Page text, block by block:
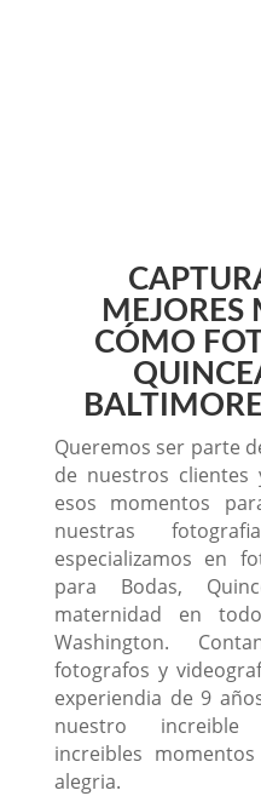
CÓMO
Queremos ser parte
de nuestros
esos momentos
nuestras
especializamos en
para Bodas,
maternidad en
Washington.
fotografos y
experiendia de 9
nuestro increible
increibles
alegria.